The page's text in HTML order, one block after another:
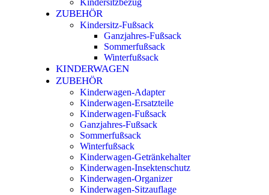
ZUBEHÖR
Kindersitz-Fußsack
Ganzjahres-Fußsack
Sommerfußsack
Winterfußsack
KINDERWAGEN
ZUBEHÖR
Kinderwagen-Adapter
Kinderwagen-Ersatzteile
Kinderwagen-Fußsack
Ganzjahres-Fußsack
Sommerfußsack
Winterfußsack
Kinderwagen-Getränkehalter
Kinderwagen-Insektenschutz
Kinderwagen-Organizer
Kinderwagen-Sitzauflage